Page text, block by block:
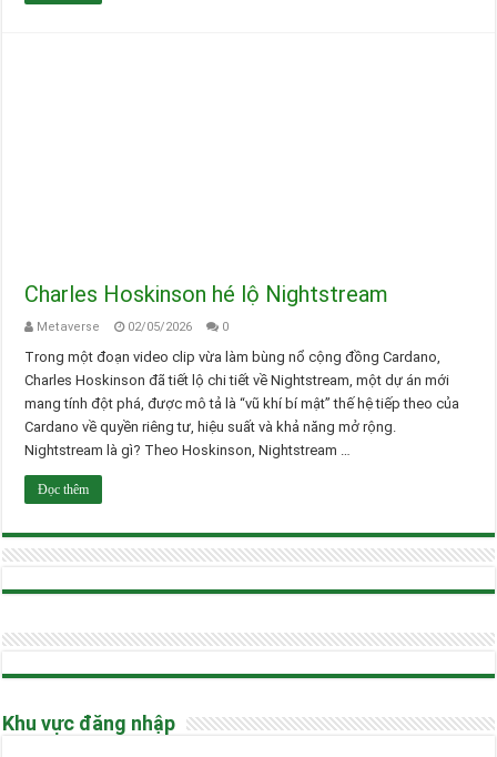
Charles Hoskinson hé lộ Nightstream
Metaverse 02/05/2026 0
Trong một đoạn video clip vừa làm bùng nổ cộng đồng Cardano,
Charles Hoskinson đã tiết lộ chi tiết về Nightstream, một dự án mới
mang tính đột phá, được mô tả là “vũ khí bí mật” thế hệ tiếp theo của
Cardano về quyền riêng tư, hiệu suất và khả năng mở rộng.
Nightstream là gì? Theo Hoskinson, Nightstream …
Đọc thêm
Khu vực đăng nhập